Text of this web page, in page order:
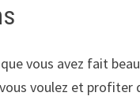
vous avez fait
voulez et profiter